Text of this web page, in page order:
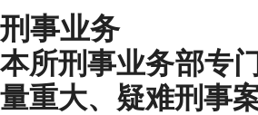
刑事业务
本所刑事业务部专
量重大、疑难刑事